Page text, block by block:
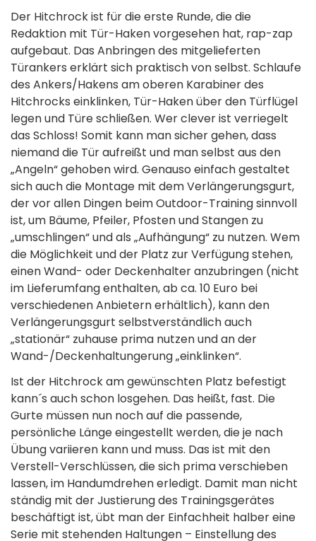
Der Hitchrock ist für die erste Runde, die die
Redaktion­ mit Tür-Haken vorgesehen hat, rap-zap
aufgebaut. Das Anbringen des mitgelieferten
Türankers erklärt sich praktisch von selbst. Schlaufe
des Ankers/Hakens am oberen Karabiner des
Hitchrocks einklinken, Tür-Haken über den Türflügel
legen und Türe schließen. Wer clever ist verriegelt
das Schloss! Somit kann man sicher gehen, dass
niemand die Tür aufreißt und man selbst aus den
„Angeln“ gehoben wird. Genauso einfach­ gestaltet
sich auch die Montage mit dem Verlängerungs­gurt,
der vor allen Dingen beim Outdoor-Training sinnvoll
ist, um Bäume, Pfeiler, Pfosten und Stangen zu
„umschlingen“ und als „Aufhängung“ zu nutzen. Wem
die Möglichkeit und der Platz zur Verfügung­ stehen,
einen Wand- oder Deckenhalter anzubringen (nicht
im Lieferumfang enthalten, ab ca. 10 Euro bei
verschiedenen­ Anbietern erhältlich), kann den
Verlängerungs­gurt selbstverständlich auch
„stationär“­ zuhause prima nutzen und an der
Wand-/Decken­haltungerung „einklinken“.
Ist der Hitchrock am gewünschten Platz befestigt
kann´s auch schon losgehen. Das heißt, fast. Die
Gurte müssen nun noch auf die passende,
persönliche Länge eingestellt werden, die je nach
Übung variieren kann und muss. Das ist mit den
Verstell-Verschlüssen, die sich prima verschieben
lassen, im Handumdrehen erledigt.­ Damit man nicht
ständig mit der Justierung des Trainings­gerätes
beschäftigt ist, übt man der Einfachheit halber eine
Serie mit stehenden Haltungen – Einstellung des